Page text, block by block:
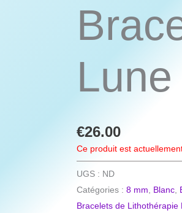
€26.00
Ce produit est
UGS : ND
Catégories :8 mm, Blanc,
Bracelets de Lithothérapie